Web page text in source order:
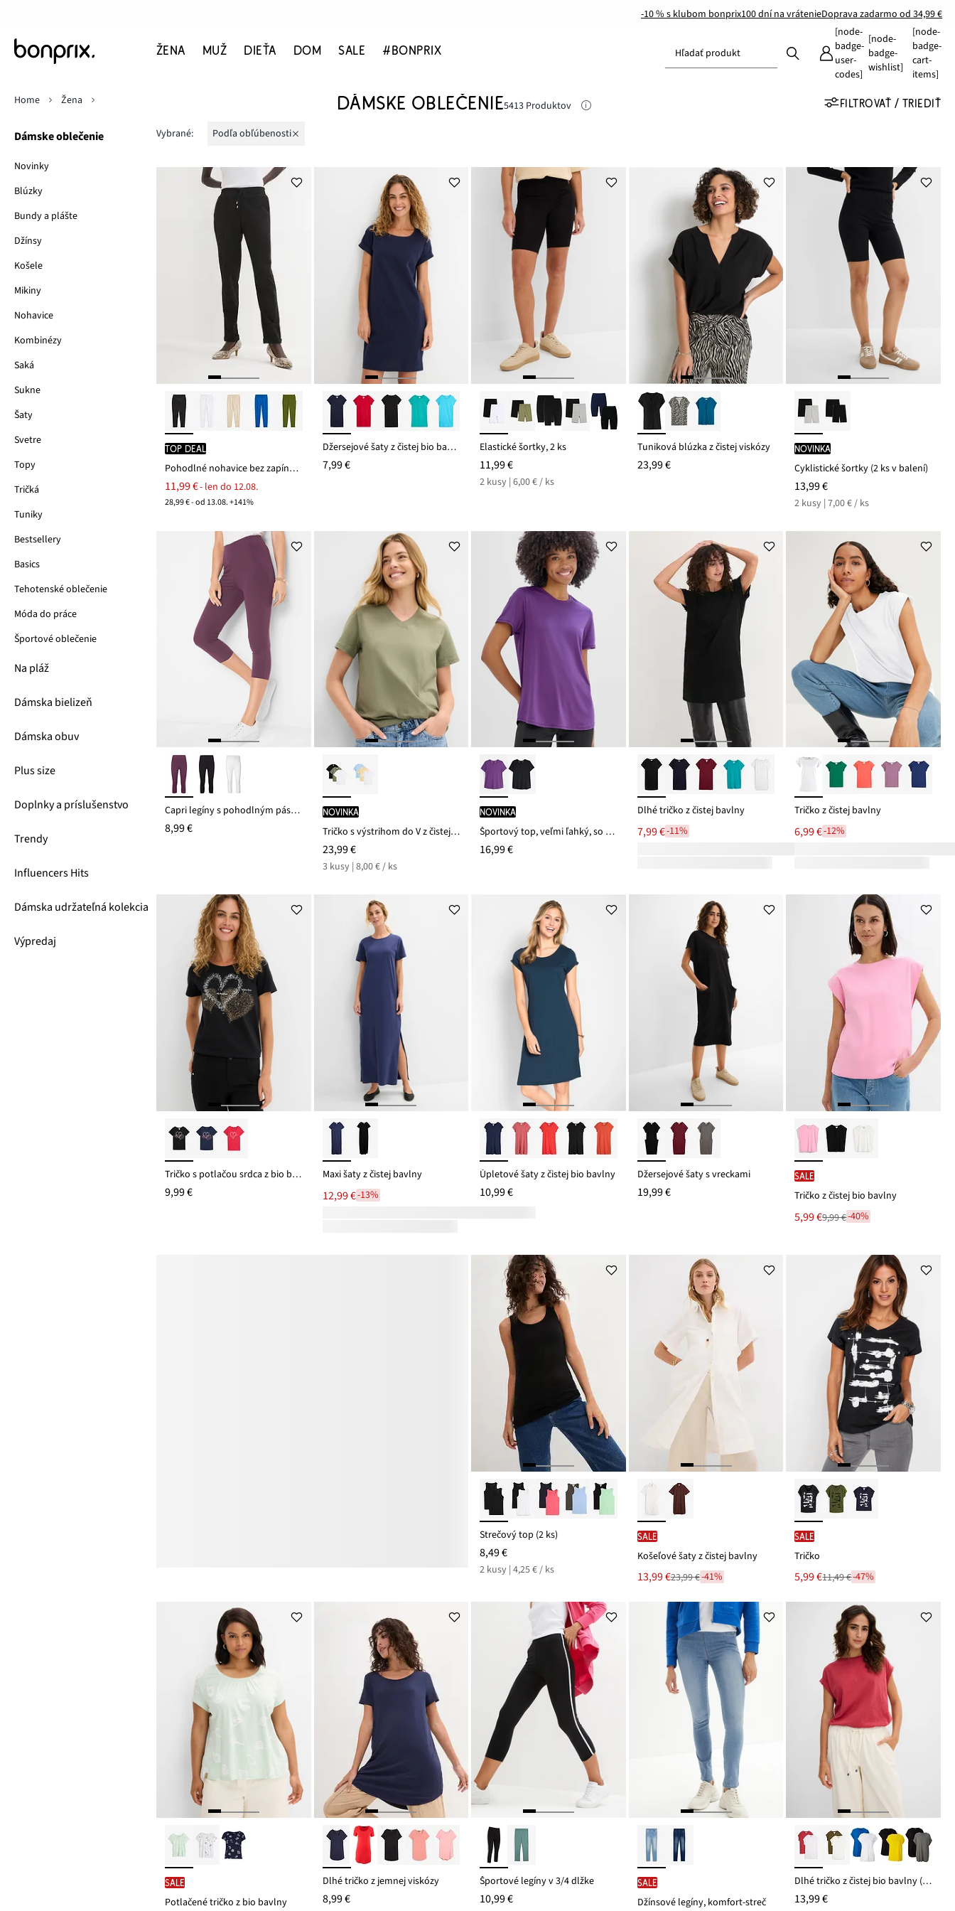
-10 % s klubom bonprix100 dní na vrátenieDoprava zadarmo od 34,99 €
ŽENA MUŽ DIEŤA DOM SALE #BONPRIX Hľadať produkt
[node-
badge-
user-
codes]
[node-
badge-
wishlist]
[node-
badge-
cart-
items]
Dámske oblečenie
Novinky
Blúzky
Bundy a plášte
Džínsy
Košele
Mikiny
Nohavice
Kombinézy
Saká
Sukne
Šaty
Svetre
Topy
Tričká
Tuniky
Bestsellery
Basics
Tehotenské oblečenie
Móda do práce
Športové oblečenie
Na pláž
Dámska bielizeň
Dámska obuv
Plus size
Doplnky a príslušenstvo
Trendy
Influencers Hits
Dámska udržateľná kolekcia
Výpredaj
Home Žena DÁMSKE OBLEČENIE5413 Produktov FILTROVAŤ / TRIEDIŤ
Vybrané: podľa obľúbenosti
TOP DEAL
Pohodlné nohavice bez zapínania Punto di Roma
11,99 €- len do 12.08.
28,99 € - od 13.08. +141%
Džersejové šaty z čistej bio bavlny
7,99 €
Elastické šortky, 2 ks
11,99 €
2 kusy | 6,00 € / ks
Tuniková blúzka z čistej viskózy
23,99 €
novinka
Cyklistické šortky (2 ks v balení)
13,99 €
2 kusy | 7,00 € / ks
Capri legíny s pohodlným pásom
8,99 €
novinka
Tričko s výstrihom do V z čistej bio bavlny (3 ks v balení)
23,99 €
3 kusy | 8,00 € / ks
novinka
Športový top, veľmi ľahký, so sieťovinovou časťou, rýchlo schnúci
16,99 €
Dlhé tričko z čistej bavlny
7,99 €-11%
Tričko z čistej bavlny
6,99 €-12%
Tričko s potlačou srdca z bio bavlny
9,99 €
Maxi šaty z čistej bavlny
12,99 €-13%
Úpletové šaty z čistej bio bavlny
10,99 €
Džersejové šaty s vreckami
19,99 €
SALE
Tričko z čistej bio bavlny
Nová
cena
5,99 €
Zľava 9,99 €-40%
Strečový top (2 ks)
8,49 €
2 kusy | 4,25 € / ks
SALE
Košeľové šaty z čistej bavlny
Nová
cena
13,99 €
Zľava
23,99 €
23,99 €-41%
SALE
Tričko
Nová
cena
je
5,99 €
Zľava 11,49 €-47%
SALE
Potlačené tričko z bio bavlny
Dlhé tričko z jemnej viskózy
8,99 €
Športové legíny v 3/4 dĺžke
10,99 €
SALE
Džínsové legíny, komfort-streč
Dlhé tričko z čistej bio bavlny (2 ks v balení)
13,99 €